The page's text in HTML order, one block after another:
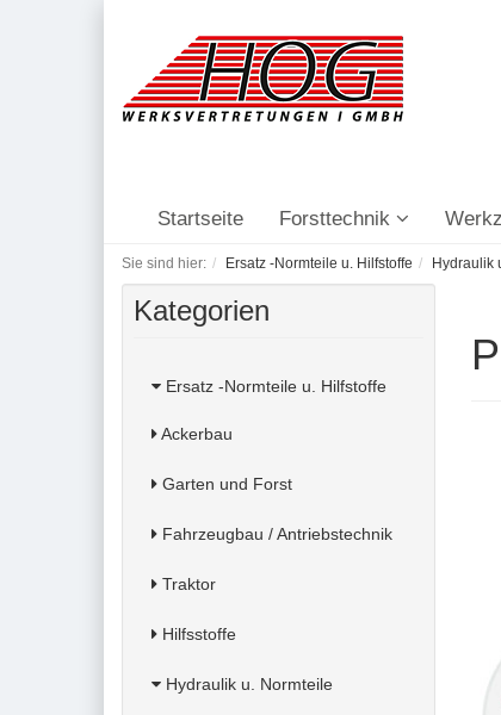
Startseite Forsttechnik
Sie sind hier: Ersatz -Normteile u. Hilfstoffe Hydraulik
Kategorien
Ersatz -Normteile u. Hilfstoffe
Ackerbau
Garten und Forst
Fahrzeugbau / Antriebstechnik
Traktor
Hilfsstoffe
Hydraulik u. Normteile